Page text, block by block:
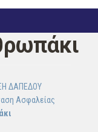
ΔΑΠΕΔΟΥ
Ασφαλείας